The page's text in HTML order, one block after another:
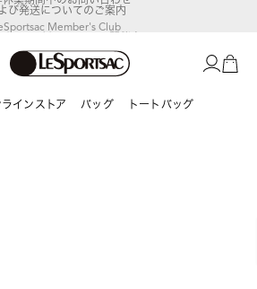
Member's Club
トアップキャンペーン開催中
インストア バッグ
トートバッグ